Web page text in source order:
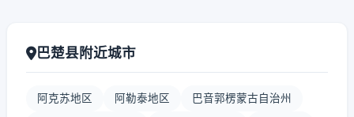
巴楚县附近城市
阿克苏地区 阿勒泰地区 巴音郭楞蒙古自治州